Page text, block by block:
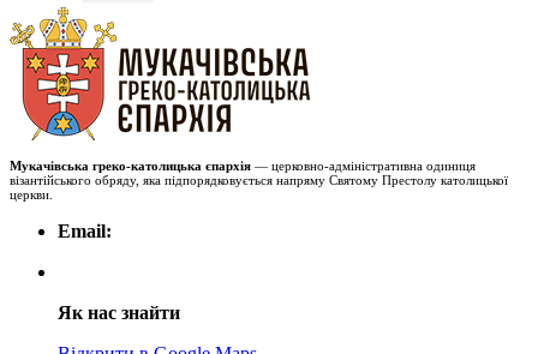
Мукачівська греко-католицька єпархія — церковно-адміністративна одиниця
візантійського обряду, яка підпорядковується напряму Святому Престолу католицької
церкви.
Email:
Як нас знайти